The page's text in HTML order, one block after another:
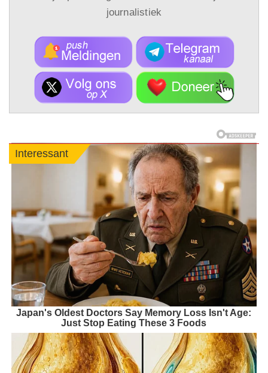
journalistiek
Interessant
Japan's Oldest Doctors Say Memory Loss Isn't Age:
Just Stop Eating These 3 Foods